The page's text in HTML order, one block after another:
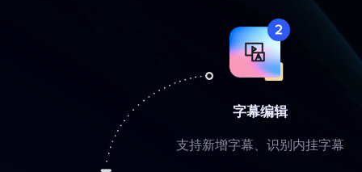
字幕编辑
支持新增字幕、识别内挂字幕